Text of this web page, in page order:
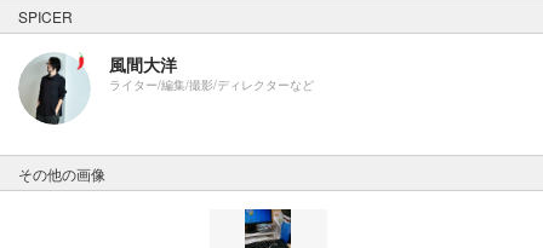
SPICER
風間大洋
ライター/編集/撮影/ディレクターなど
その他の画像